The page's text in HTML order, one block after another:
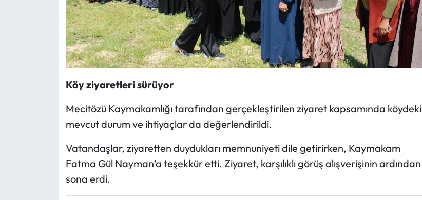
Köy ziyaretleri sürüyor
Mecitözü Kaymakamlığı tarafından gerçekleştirilen ziyaret kapsamında köydeki
mevcut durum ve ihtiyaçlar da değerlendirildi.
Vatandaşlar, ziyaretten duydukları memnuniyeti dile getirirken, Kaymakam
Fatma Gül Nayman’a teşekkür etti. Ziyaret, karşılıklı görüş alışverişinin ardından
sona erdi.
Uğurludağ Haberleri
Yayla Haber
Yemek Tarifleri
Yerel Haberler